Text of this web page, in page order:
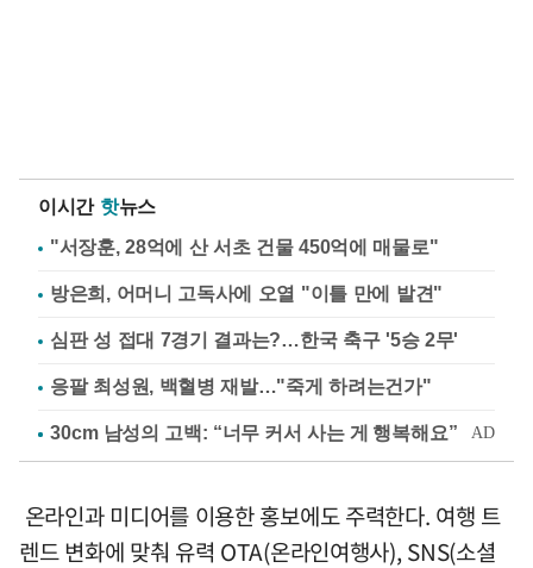
이시간 핫뉴스
"서장훈, 28억에 산 서초 건물 450억에 매물로"
방은희, 어머니 고독사에 오열 "이틀 만에 발견"
심판 성 접대 7경기 결과는?…한국 축구 '5승 2무'
응팔 최성원, 백혈병 재발…"죽게 하려는건가"
온라인과 미디어를 이용한 홍보에도 주력한다. 여행 트
렌드 변화에 맞춰 유력 OTA(온라인여행사), SNS(소셜